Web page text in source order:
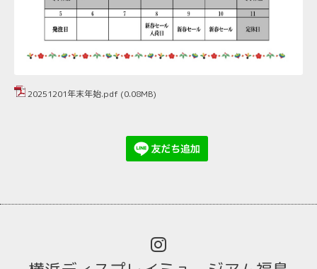
20251201年末年始.pdf (0.08MB)